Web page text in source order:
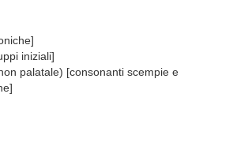
iniziali]
palatale) [consonanti scempie e